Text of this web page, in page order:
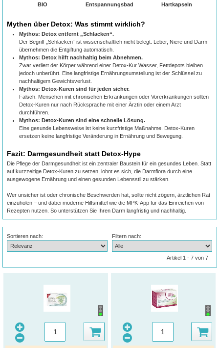
BIO
Entspannungsbad
Hartkapseln
Mythen über Detox: Was stimmt wirklich?
Mythos: Detox entfernt „Schlacken“.
Der Begriff „Schlacken“ ist wissenschaftlich nicht belegt. Leber, Niere und Darm
übernehmen die Entgiftung automatisch.
Mythos: Detox hilft nachhaltig beim Abnehmen.
Zwar verliert der Körper während einer Detox-Kur Wasser, Fettdepots bleiben
jedoch unberührt. Eine langfristige Ernährungsumstellung ist der Schlüssel zu
nachhaltigem Gewichtsverlust.
Mythos: Detox-Kuren sind für jeden sicher.
Falsch. Menschen mit chronischen Erkrankungen oder Vorerkrankungen sollten
Detox-Kuren nur nach Rücksprache mit einer Ärztin oder einem Arzt
durchführen.
Mythos: Detox-Kuren sind eine schnelle Lösung.
Eine gesunde Lebensweise ist keine kurzfristige Maßnahme. Detox-Kuren
ersetzen keine langfristige Veränderung in Ernährung und Bewegung.
Fazit: Darmgesundheit statt Detox-Hype
Die Pflege der Darmgesundheit ist ein zentraler Baustein für ein gesundes Leben. Statt
auf kurzzeitige Detox-Kuren zu setzen, lohnt es sich, die Darmflora durch eine
ausgewogene Ernährung und einen gesunden Lebensstil zu stärken.
Wer unsicher ist oder chronische Beschwerden hat, sollte nicht zögern, ärztlichen Rat
einzuholen – und dabei moderne Hilfsmittel wie die MPK-App für das Einreichen von
Rezepten nutzen. So unterstützen Sie Ihren Darm langfristig und nachhaltig.
Sortieren nach: Filtern nach:
Artikel 1 - 7 von 7